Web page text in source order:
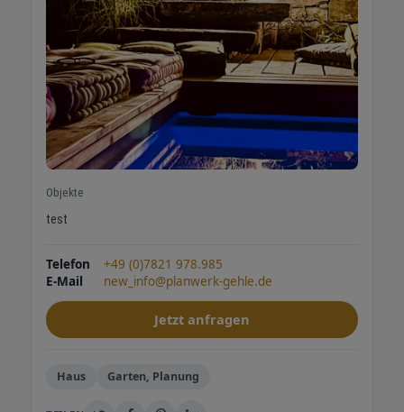
Objekte
test
Telefon
+49 (0)7821 978.985
E-Mail
new_info@planwerk-gehle.de
Jetzt anfragen
Haus Garten, Planung